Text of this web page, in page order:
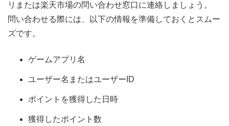
リまたは楽天市場の問い合わせ窓口に連絡しましょう。
問い合わせる際には、以下の情報を準備しておくとスムー
ズです。
ゲームアプリ名
ユーザー名またはユーザーID
ポイントを獲得した日時
獲得したポイント数